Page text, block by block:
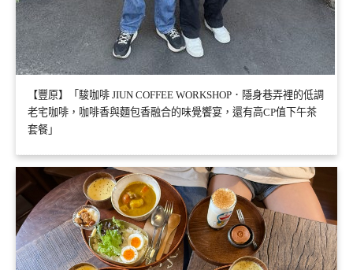
【豐原】「駿咖啡 JIUN COFFEE WORKSHOP．隱身巷弄裡的低調
老宅咖啡，咖啡香與麵包香融合的味覺饗宴，還有高CP值下午茶
套餐」